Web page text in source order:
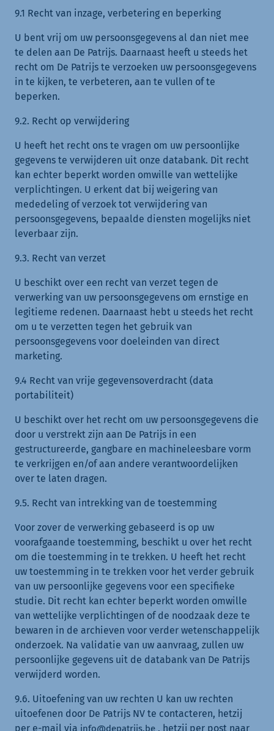
9.1 Recht van inzage, verbetering en beperking
U bent vrij om uw persoonsgegevens al dan niet mee
te delen aan De Patrijs. Daarnaast heeft u steeds het
recht om De Patrijs te verzoeken uw persoonsgegevens
in te kijken, te verbeteren, aan te vullen of te
beperken.
9.2. Recht op verwijdering
U heeft het recht ons te vragen om uw persoonlijke
gegevens te verwijderen uit onze databank. Dit recht
kan echter beperkt worden omwille van wettelijke
verplichtingen. U erkent dat bij weigering van
mededeling of verzoek tot verwijdering van
persoonsgegevens, bepaalde diensten mogelijks niet
leverbaar zijn.
9.3. Recht van verzet
U beschikt over een recht van verzet tegen de
verwerking van uw persoonsgegevens om ernstige en
legitieme redenen. Daarnaast hebt u steeds het recht
om u te verzetten tegen het gebruik van
persoonsgegevens voor doeleinden van direct
marketing.
9.4 Recht van vrije gegevensoverdracht (data
portabiliteit)
U beschikt over het recht om uw persoonsgegevens die
door u verstrekt zijn aan De Patrijs in een
gestructureerde, gangbare en machineleesbare vorm
te verkrijgen en/of aan andere verantwoordelijken
over te laten dragen.
9.5. Recht van intrekking van de toestemming
Voor zover de verwerking gebaseerd is op uw
voorafgaande toestemming, beschikt u over het recht
om die toestemming in te trekken. U heeft het recht
uw toestemming in te trekken voor het verder gebruik
van uw persoonlijke gegevens voor een specifieke
studie. Dit recht kan echter beperkt worden omwille
van wettelijke verplichtingen of de noodzaak deze te
bewaren in de archieven voor verder wetenschappelijk
onderzoek. Na validatie van uw aanvraag, zullen uw
persoonlijke gegevens uit de databank van De Patrijs
verwijderd worden.
9.6. Uitoefening van uw rechten U kan uw rechten
uitoefenen door De Patrijs NV te contacteren, hetzij
per e-mail via info@depatrijs.be , hetzij per post naar